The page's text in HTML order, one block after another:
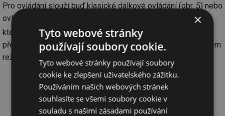
Pro ovládání slouží buď klasické dálkové ovládání (obr. 5) nebo
ovládací konzole (obr. 6), jejíž součástí je rovněž čidlo CO
které je nastaveno na pevnou hodnotu 1000 ppm. Při
překročení této hodnoty dojde k aktivaci jednotek v příslušném
režimu.
×
Tyto webové stránky
používají soubory cookie.
Tyto webové stránky používají soubory
cookie ke zlepšení uživatelského zážitku.
Používáním našich webových stránek
souhlasíte se všemi soubory cookie v
souladu s našimi zásadami používání